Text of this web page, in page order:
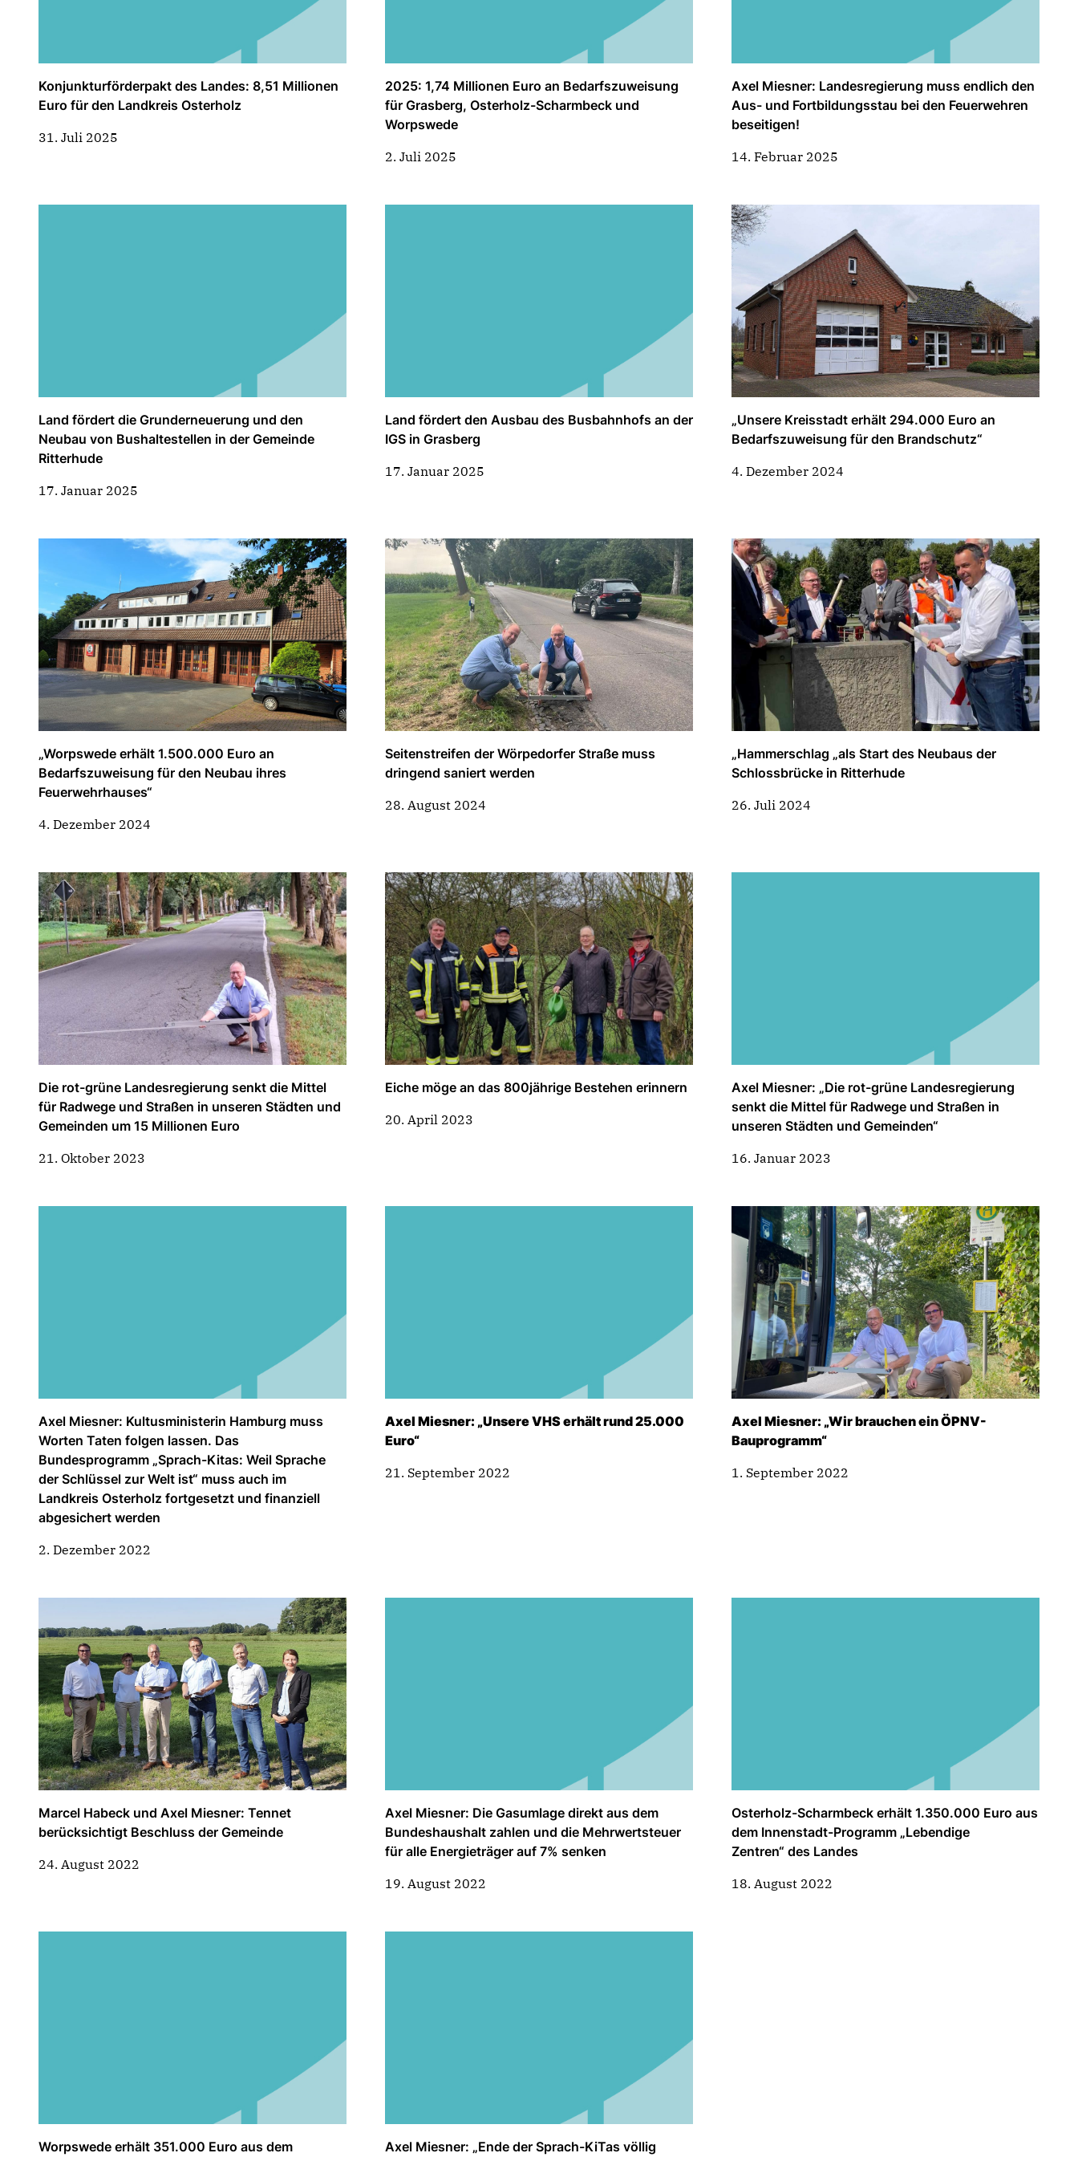
Konjunkturförderpakt des Landes: 8,51 Millionen
Euro für den Landkreis Osterholz
31. Juli 2025
2025: 1,74 Millionen Euro an Bedarfszuweisung
für Grasberg, Osterholz-Scharmbeck und
Worpswede
2. Juli 2025
Axel Miesner: Landesregierung muss endlich den
Aus- und Fortbildungsstau bei den Feuerwehren
beseitigen!
14. Februar 2025
Land fördert die Grunderneuerung und den
Neubau von Bushaltestellen in der Gemeinde
Ritterhude
17. Januar 2025
Land fördert den Ausbau des Busbahnhofs an der
IGS in Grasberg
17. Januar 2025
„Unsere Kreisstadt erhält 294.000 Euro an
Bedarfszuweisung für den Brandschutz“
4. Dezember 2024
„Worpswede erhält 1.500.000 Euro an
Bedarfszuweisung für den Neubau ihres
Feuerwehrhauses“
4. Dezember 2024
Seitenstreifen der Wörpedorfer Straße muss
dringend saniert werden
28. August 2024
„Hammerschlag „als Start des Neubaus der
Schlossbrücke in Ritterhude
26. Juli 2024
Die rot-grüne Landesregierung senkt die Mittel
für Radwege und Straßen in unseren Städten und
Gemeinden um 15 Millionen Euro
21. Oktober 2023
Eiche möge an das 800jährige Bestehen erinnern
20. April 2023
Axel Miesner: „Die rot-grüne Landesregierung
senkt die Mittel für Radwege und Straßen in
unseren Städten und Gemeinden“
16. Januar 2023
Axel Miesner: Kultusministerin Hamburg muss
Worten Taten folgen lassen. Das
Bundesprogramm „Sprach-Kitas: Weil Sprache
der Schlüssel zur Welt ist“ muss auch im
Landkreis Osterholz fortgesetzt und finanziell
abgesichert werden
2. Dezember 2022
Axel Miesner: „Unsere VHS erhält rund 25.000
Euro“
21. September 2022
Axel Miesner: „Wir brauchen ein ÖPNV-
Bauprogramm“
1. September 2022
Marcel Habeck und Axel Miesner: Tennet
berücksichtigt Beschluss der Gemeinde
24. August 2022
Axel Miesner: Die Gasumlage direkt aus dem
Bundeshaushalt zahlen und die Mehrwertsteuer
für alle Energieträger auf 7% senken
19. August 2022
Osterholz-Scharmbeck erhält 1.350.000 Euro aus
dem Innenstadt-Programm „Lebendige
Zentren“ des Landes
18. August 2022
Worpswede erhält 351.000 Euro aus dem Axel Miesner: „Ende der Sprach-KiTas völlig